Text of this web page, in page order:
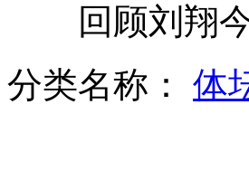
回顾刘翔今
分类名称： 体